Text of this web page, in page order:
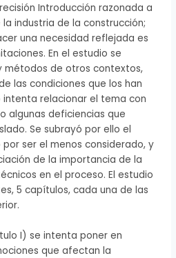
Introducción razonada a
industria de la construcción;
una necesidad reflejada es
En el estudio se
métodos de otros contextos,
las condiciones que los han
intenta relacionar el tema con
algunas deficiencias que
Se subrayó por ello el
ser el menos considerado, y
de la importancia de la
en el proceso. El estudio
5 capítulos, cada una de las
I) se intenta poner en
que afectan la